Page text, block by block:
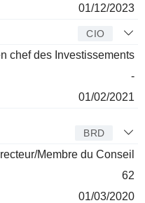
01/12/2023
CIO
chef des Investissements
-
01/02/2021
BRD
Membre du Conseil
62
01/03/2020